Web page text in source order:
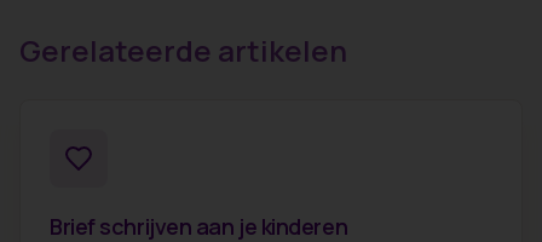
Gerelateerde artikelen
Brief schrijven aan je kinderen